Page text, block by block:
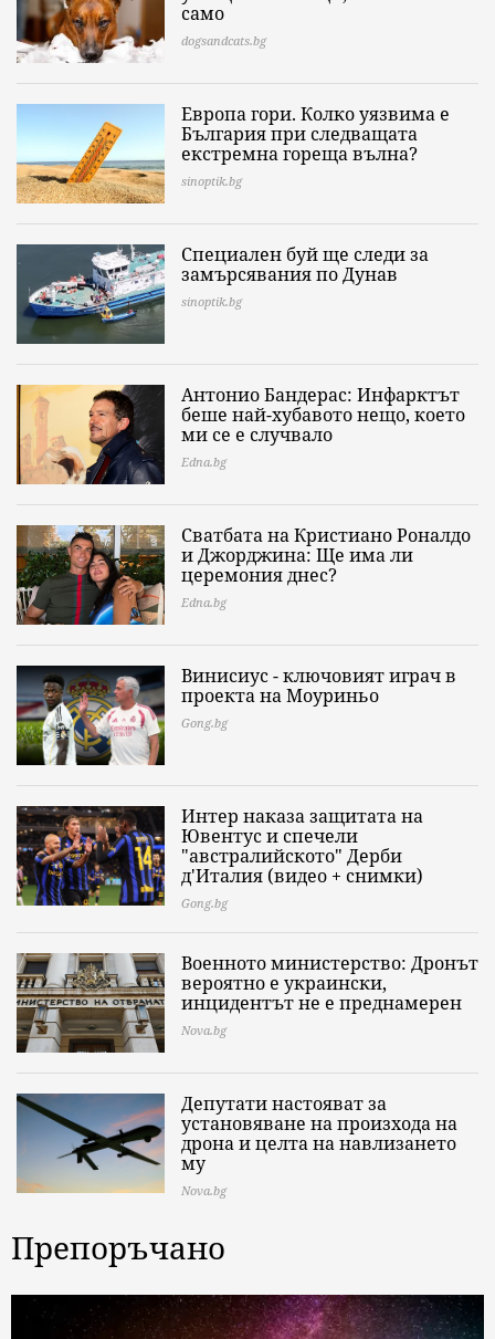
само
dogsandcats.bg
Европа гори. Колко уязвима е
България при следващата
екстремна гореща вълна?
sinoptik.bg
Специален буй ще следи за
замърсявания по Дунав
sinoptik.bg
Антонио Бандерас: Инфарктът
беше най-хубавото нещо, което
ми се е случвало
Edna.bg
Сватбата на Кристиано Роналдо
и Джорджина: Ще има ли
церемония днес?
Edna.bg
Винисиус - ключовият играч в
проекта на Моуриньо
Gong.bg
Интер наказа защитата на
Ювентус и спечели
"австралийското" Дерби
д'Италия (видео + снимки)
Gong.bg
Военното министерство: Дронът
вероятно е украински,
инцидентът не е преднамерен
Nova.bg
Депутати настояват за
установяване на произхода на
дрона и целта на навлизането
му
Nova.bg
Препоръчано